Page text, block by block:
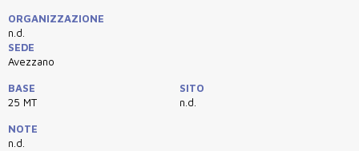
ORGANIZZAZIONE
n.d.
SEDE
Avezzano
BASE
25 MT
SITO
n.d.
NOTE
n.d.